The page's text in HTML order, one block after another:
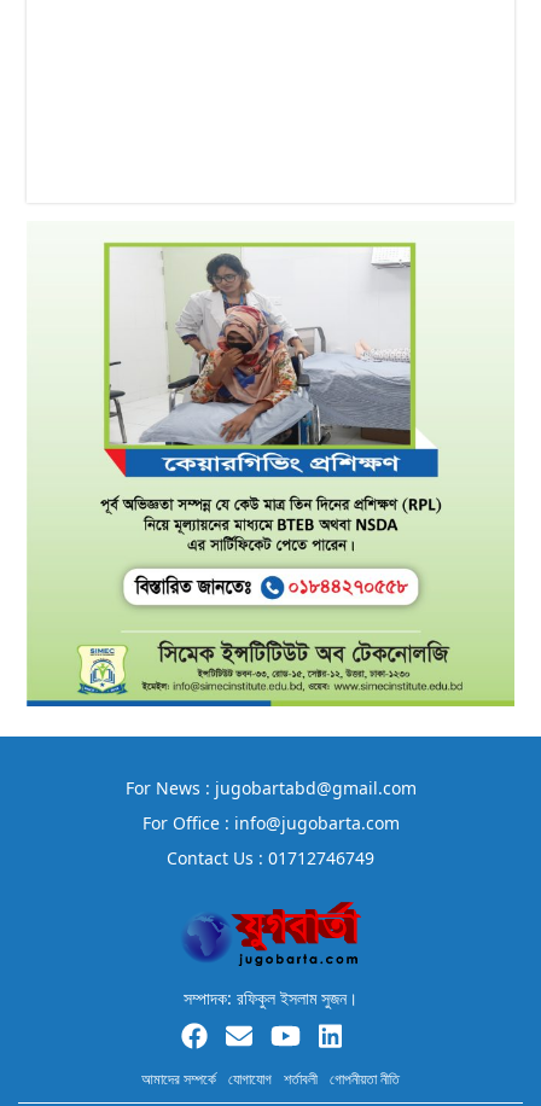
For News : jugobartabd@gmail.com
For Office : info@jugobarta.com
Contact Us : 01712746749
সম্পাদক: রফিকুল ইসলাম সুজন।
আমাদের সম্পর্কে যোগাযোগ শর্তাবলী গোপনীয়তা নীতি